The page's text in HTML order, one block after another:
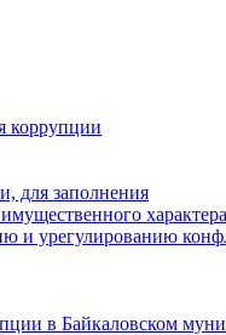
коррупции
для заполнения
характера
и урегулированию
в Байкаловском